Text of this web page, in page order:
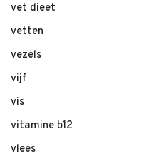
vet dieet
vetten
vezels
vijf
vis
vitamine b12
vlees